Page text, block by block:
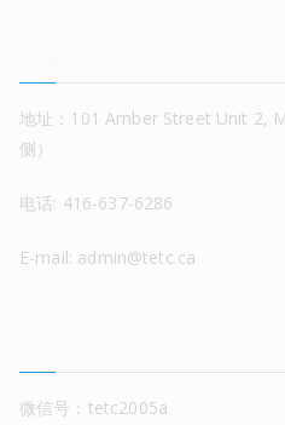
地址：101 Amber Street Unit 2,
侧）
电话: 416-637-6286
E-mail: admin@tetc.ca
微信号：tetc2005a